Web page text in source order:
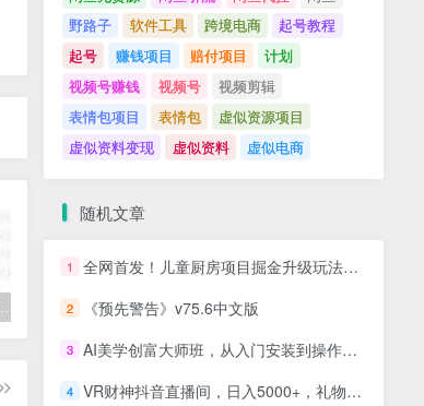
拆解抖音图文搬运流量掘金，可日入小几百 快手星火计划项目玩法，零门槛，单视频收益5000+，保姆级教程
野路子
软件工具 跨境电商
起号教程
起号
赚钱项目 赔付项目
计划
视频号赚钱
视频号
视频剪辑
表情包项目
表情包
虚似资源项目
虚似资料变现
虚似资料 虚似电商
随机文章
1 全网首发！儿童厨房项目掘金升级玩法，日入1000+，喂饭级教学，小白轻松上手
2 《预先警告》v75.6中文版
3 AI美学创富大师班，从入门安装到操作进阶，循序渐进带你领略人工智能的魅力
4 VR财神抖音直播间，日入5000+，礼物收到手软，落地保姆级教程